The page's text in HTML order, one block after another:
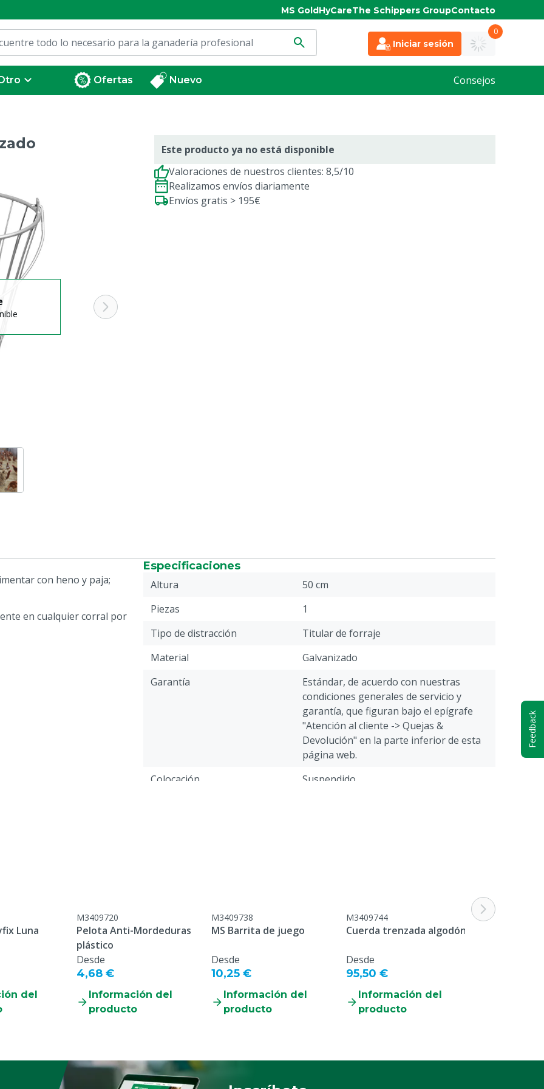
MS GoldHyCareThe Schippers GroupContacto
Iniciar sesión
0
Ofertas Nuevo Consejos
Este producto ya no está disponible
Valoraciones de nuestros clientes: 8,5/10
Realizamos envíos diariamente
Envíos gratis > 195€
con heno y paja;
en cualquier corral por
Especificaciones
Altura
50 cm
Piezas
1
Tipo de distracción
Titular de forraje
Material
Galvanizado
Garantía
Estándar, de acuerdo con nuestras
condiciones generales de servicio y
garantía, que figuran bajo el epígrafe
"Atención al cliente -> Quejas &
Devolución" en la parte inferior de esta
página web.
Colocación
Suspendido
Luna
del
M3409720
Pelota Anti-Mordeduras
plástico
Desde
4,68 €
Información del
producto
M3409738
MS Barrita de juego
Desde
10,25 €
Información del
producto
M3409744
Cuerda trenzada algodón
Desde
95,50 €
Información del
producto
Feedback